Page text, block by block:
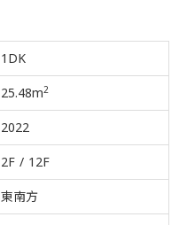
1DK
25.48m2
2022
2F / 12F
東南方